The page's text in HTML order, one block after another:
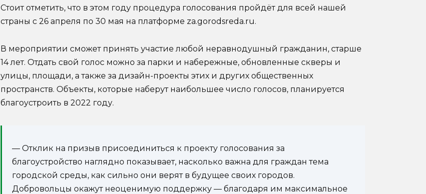
Стоит отметить, что в этом году процедура голосования пройдёт для всей нашей
страны с 26 апреля по 30 мая на платформе za.gorodsreda.ru.
В мероприятии сможет принять участие любой неравнодушный гражданин, старше
14 лет. Отдать свой голос можно за парки и набережные, обновленные скверы и
улицы, площади, а также за дизайн-проекты этих и других общественных
пространств. Объекты, которые наберут наибольшее число голосов, планируется
благоустроить в 2022 году.
— Отклик на призыв присоединиться к проекту голосования за
благоустройство наглядно показывает, насколько важна для граждан тема
городской среды, как сильно они верят в будущее своих городов.
Добровольцы окажут неоценимую поддержку — благодаря им максимальное